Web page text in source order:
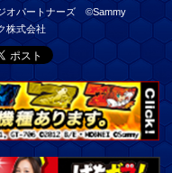
オパートナーズ ©Sammy
株式会社